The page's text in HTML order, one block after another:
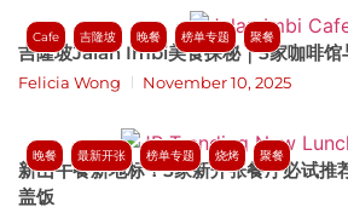
吉隆坡Jalan Imbi美食探秘｜5家咖啡馆
Felicia Wong November 10, 2025
Cafe 吉隆坡 晚餐 榜单专题 聚餐
新山午餐新地标！5家新开张餐厅必试推
盖饭
晚餐 最新开张 榜单专题 烧烤 聚餐